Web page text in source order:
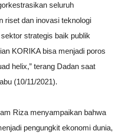
seluruh
riset dan inovasi teknologi
strategis baik publik
KORIKA bisa menjadi poros
helix,” terang Dadan saat
(10/11/2021).
Riza menyampaikan bahwa
pengungkit ekonomi dunia,